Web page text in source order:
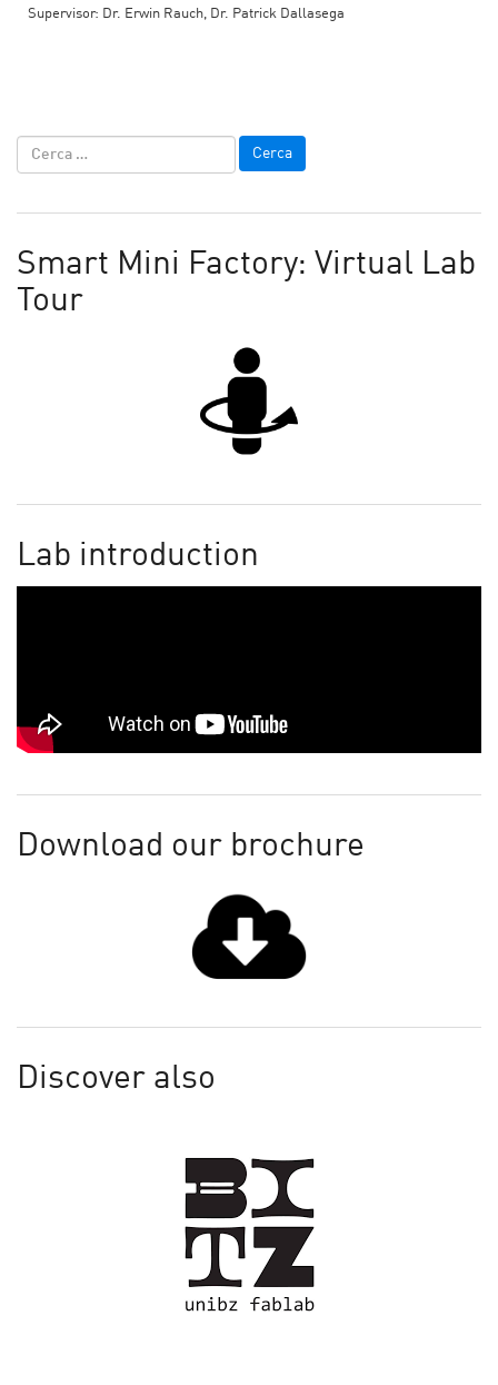
Supervisor: Dr. Erwin Rauch, Dr. Patrick Dallasega
Smart Mini Factory: Virtual Lab
Tour
Lab introduction
Download our brochure
Discover also